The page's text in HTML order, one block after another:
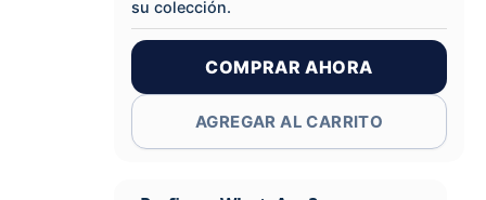
su colección.
COMPRAR AHORA
AGREGAR AL CARRITO